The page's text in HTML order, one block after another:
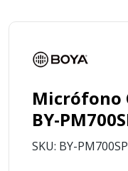
Micrófono
BY-
SKU: BY-PM700SP